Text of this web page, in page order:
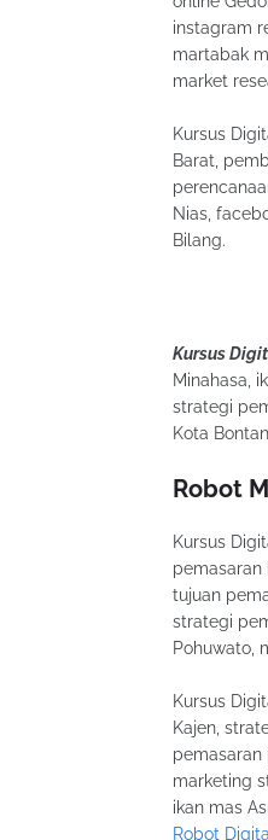
instagram
martabak
market
Kursus
Barat,
Nias,
Bilang.
Kursus
Minahasa,
strategi
Kota
Robot
Kursus
pemasaran
tujuan
strategi
Pohuwato,
Kursus
Kajen,
pemasaran
marketing
ikan mas
Robot